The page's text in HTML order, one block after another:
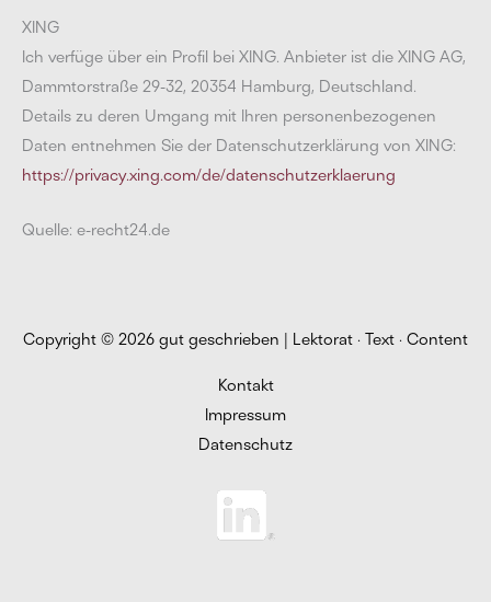
XING
Ich verfüge über ein Profil bei XING. Anbieter ist die XING AG,
Dammtorstraße 29-32, 20354 Hamburg, Deutschland.
Details zu deren Umgang mit Ihren personenbezogenen
Daten entnehmen Sie der Datenschutzerklärung von XING:
https://privacy.xing.com/de/datenschutzerklaerung
Quelle: e-recht24.de
Copyright © 2026 gut geschrieben | Lektorat · Text · Content
Kontakt
Impressum
Datenschutz